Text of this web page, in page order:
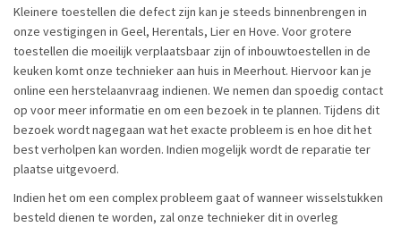
Kleinere toestellen die defect zijn kan je steeds binnenbrengen in
onze vestigingen in Geel, Herentals, Lier en Hove. Voor grotere
toestellen die moeilijk verplaatsbaar zijn of inbouwtoestellen in de
keuken komt onze technieker aan huis in Meerhout. Hiervoor kan je
online een herstelaanvraag indienen. We nemen dan spoedig contact
op voor meer informatie en om een bezoek in te plannen. Tijdens dit
bezoek wordt nagegaan wat het exacte probleem is en hoe dit het
best verholpen kan worden. Indien mogelijk wordt de reparatie ter
plaatse uitgevoerd.
Indien het om een complex probleem gaat of wanneer wisselstukken
besteld dienen te worden, zal onze technieker dit in overleg